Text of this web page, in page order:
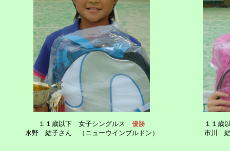
１１歳以下 女子シングルス 優勝
水野 結子さん （ニューウインブルドン）
１１歳
市川 結